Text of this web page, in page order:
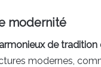
modernité
de tradition
modernes,